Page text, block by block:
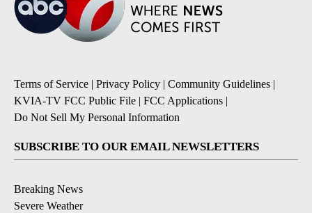
Terms of Service | Privacy Policy | Community Guidelines |
KVIA-TV FCC Public File | FCC Applications |
Do Not Sell My Personal Information
SUBSCRIBE TO OUR EMAIL NEWSLETTERS
Breaking News
Severe Weather